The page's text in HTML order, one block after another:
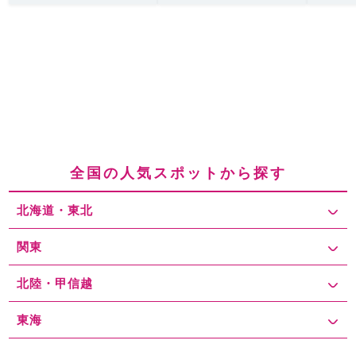
全国の人気スポットから探す
北海道・東北
関東
北陸・甲信越
東海